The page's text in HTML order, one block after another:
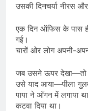
उसकी दिनचर्या नीरस
एक दिन ऑफिस के पास
गई।
चारों ओर लोग अपनी-
जब उसने ऊपर देखा—तो
उसे याद आया—पीला
पापा ने आँगन में लगाया
कटवा दिया था।